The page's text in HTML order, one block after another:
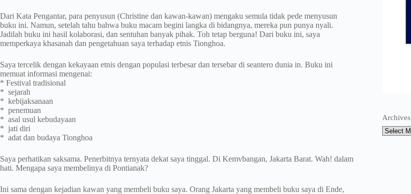
Dari Kata Pengantar, para penyusun (Christine dan kawan-kawan) mengaku semula tidak pede menyusun
buku ini. Namun, setelah tahu bahwa buku macam begini langka di bidangnya, mereka pun punya nyali.
Jadilah buku ini hasil kolaborasi, dan sentuhan banyak pihak. Toh tetap berguna! Dari buku ini, saya
memperkaya khasanah dan pengetahuan saya terhadap etnis Tionghoa.
Saya tercelik dengan kekayaan etnis dengan populasi terbesar dan tersebar di seantero dunia in. Buku ini
memuat informasi mengenai:
* Festival tradisional
* sejarah
* kebijaksanaan
* penemuan
* asal usul kebudayaan
* jati diri
* adat dan budaya Tionghoa
Saya perhatikan saksama. Penerbitnya ternyata dekat saya tinggal. Di Kemvbangan, Jakarta Barat. Wah! dalam
hati. Mengapa saya membelinya di Pontianak?
Ini sama dengan kejadian kawan yang membeli buku saya. Orang Jakarta yang membeli buku saya di Ende,
Archives